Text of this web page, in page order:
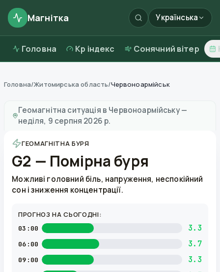
Магнітка Українська
Головна Kp індекс Сонячний вітер
Головна/Житомирська область/Червоноармійськ
Геомагнітна ситуація в Червоноармійську—
неділя, 9 серпня 2026 р.
ГЕОМАГНІТНА БУРЯ
G2 — Помірна буря
Можливі головний біль, напруження, неспокійний
сон і зниження концентрації.
ПРОГНОЗ НА СЬОГОДНІ:
03:00 3.3
06:00 3.7
09:00 3.3